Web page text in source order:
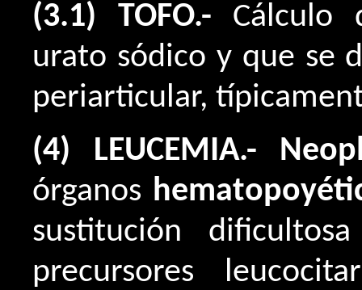
(3.1) TOFO.- Cálculo
urato sódico y que se
periarticular,
(4) LEUCEMIA.-
órganos
sustitución
precursores